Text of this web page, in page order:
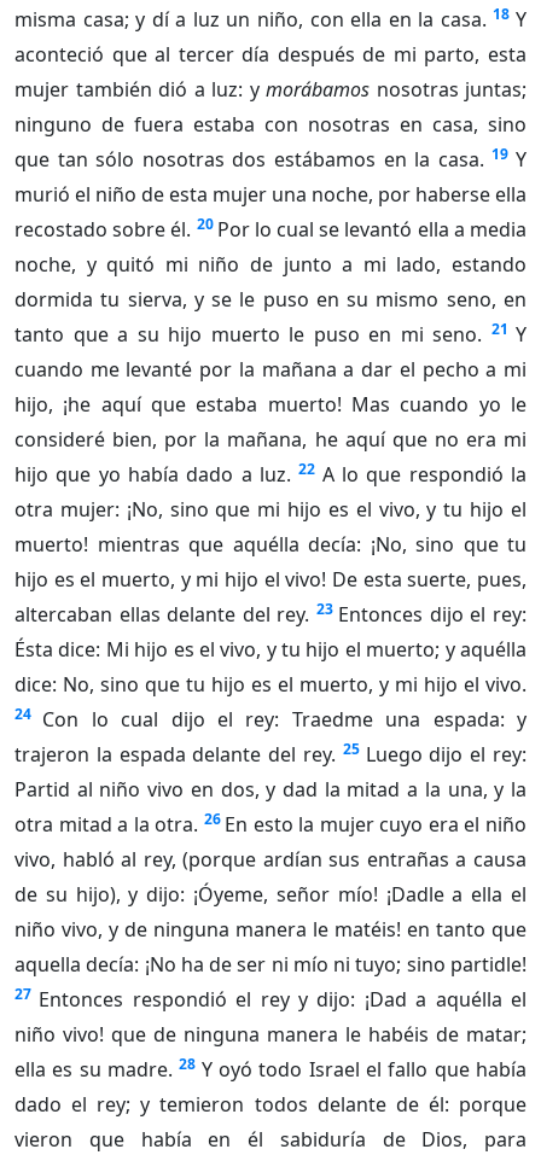
misma casa; y dí a luz un niño, con ella en la casa. 18 Y
aconteció que al tercer día después de mi parto, esta
mujer también dió a luz: y morábamos nosotras juntas;
ninguno de fuera estaba con nosotras en casa, sino
que tan sólo nosotras dos estábamos en la casa. 19 Y
murió el niño de esta mujer una noche, por haberse ella
recostado sobre él. 20 Por lo cual se levantó ella a media
noche, y quitó mi niño de junto a mi lado, estando
dormida tu sierva, y se le puso en su mismo seno, en
tanto que a su hijo muerto le puso en mi seno. 21 Y
cuando me levanté por la mañana a dar el pecho a mi
hijo, ¡he aquí que estaba muerto! Mas cuando yo le
consideré bien, por la mañana, he aquí que no era mi
hijo que yo había dado a luz. 22 A lo que respondió la
otra mujer: ¡No, sino que mi hijo es el vivo, y tu hijo el
muerto! mientras que aquélla decía: ¡No, sino que tu
hijo es el muerto, y mi hijo el vivo! De esta suerte, pues,
altercaban ellas delante del rey. 23 Entonces dijo el rey:
Ésta dice: Mi hijo es el vivo, y tu hijo el muerto; y aquélla
dice: No, sino que tu hijo es el muerto, y mi hijo el vivo.
24 Con lo cual dijo el rey: Traedme una espada: y
trajeron la espada delante del rey. 25 Luego dijo el rey:
Partid al niño vivo en dos, y dad la mitad a la una, y la
otra mitad a la otra. 26 En esto la mujer cuyo era el niño
vivo, habló al rey, (porque ardían sus entrañas a causa
de su hijo), y dijo: ¡Óyeme, señor mío! ¡Dadle a ella el
niño vivo, y de ninguna manera le matéis! en tanto que
aquella decía: ¡No ha de ser ni mío ni tuyo; sino partidle!
27 Entonces respondió el rey y dijo: ¡Dad a aquélla el
niño vivo! que de ninguna manera le habéis de matar;
ella es su madre. 28 Y oyó todo Israel el fallo que había
dado el rey; y temieron todos delante de él: porque
vieron que había en él sabiduría de Dios, para